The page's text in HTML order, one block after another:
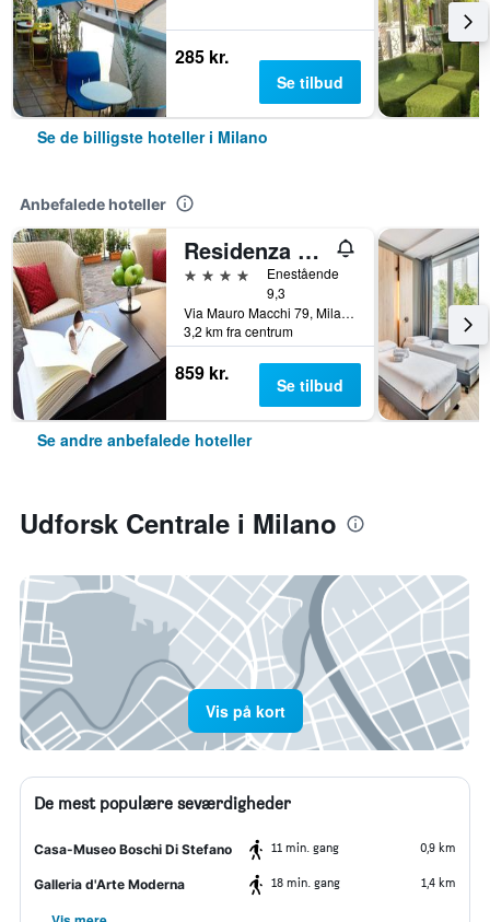
285 kr.
Se tilbud
Se de billigste hoteller i Milano
Anbefalede hoteller
Residenza delle Città
4 stjerner
Enestående
9,3
Via Mauro Macchi 79, Milano, Milano, Italien
3,2 km fra centrum
859 kr. Se tilbud
Se andre anbefalede hoteller
Udforsk Centrale i Milano
Vis på kort
De mest populære seværdigheder
Casa-Museo Boschi Di Stefano 11 min. gang 0,9 km
Galleria d'Arte Moderna 18 min. gang 1,4 km